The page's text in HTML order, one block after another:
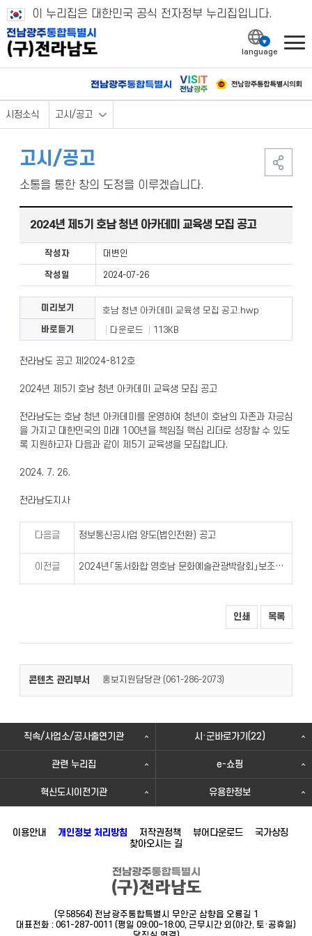
이 누리집은 대한민국 공식 전자정부 누리집입니다.
시정소식 고시/공고
고시/공고
소통을 통한 창의 도정을 이루겠습니다.
2024년 제5기 호남 청년 아카데미 교육생 모집 공고
작성자 대변인
작성일 2024-07-26
호남 청년 아카데미 교육생 모집 공고.hwp
다운로드
113KB
미리보기
바로듣기
전라남도 공고 제2024-812호
2024년 제5기 호남 청년 아카데미 교육생 모집 공고
전라남도는 호남 청년 아카데미를 운영하여 청년이 호남의 자존과 자긍심
을 가지고 대한민국의 미래 100년을 책임질 핵심 리더로 성장할 수 있도
록 지원하고자 다음과 같이 제5기 교육생을 모집합니다.
2024. 7. 26.
전라남도지사
다음글 정보통신공사업 양도(법인전환) 공고
이전글 2024년「동서화합 영호남 문화예술관광박람회」보조사업자 공고
인쇄 목록
콘텐츠 관리부서 홍보지원담당관 (061-286-2073)
직속/사업소/공사출연기관 시·군바로가기(22)
관련 누리집 e-쇼핑
혁신도시이전기관 유용한정보
이용안내 개인정보 처리방침 저작권정책 뷰어다운로드
국가상징
찾아오시는 길
(우58564) 전남광주통합특별시 무안군 삼향읍 오룡길 1
대표전화 : 061-287-0011 (평일 09:00~18:00, 근무시간 외(야간, 토·공휴일)